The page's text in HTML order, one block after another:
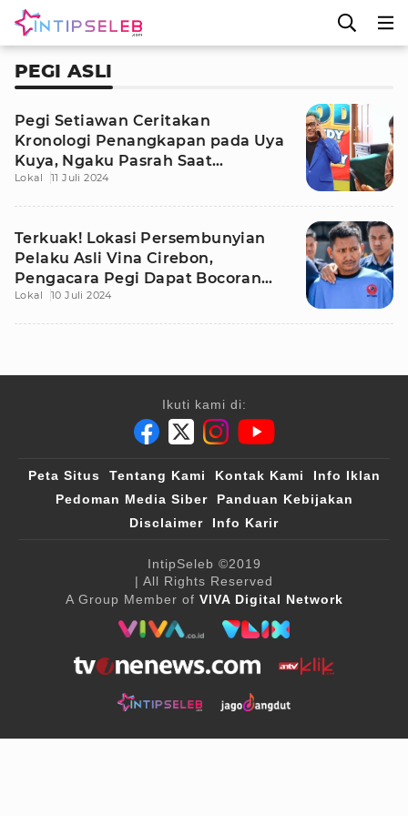
PEGI ASLI
Pegi Setiawan Ceritakan
Kronologi Penangkapan pada Uya
Kuya, Ngaku Pasrah Saat
Ditangkap
Lokal 11 Juli 2024
Terkuak! Lokasi Persembunyian
Pelaku Asli Vina Cirebon,
Pengacara Pegi Dapat Bocoran
dari eks Intel
Lokal 10 Juli 2024
Ikuti kami di:
Peta Situs Tentang Kami Kontak Kami
Info Iklan
Pedoman Media Siber
Panduan Kebijakan
Disclaimer
Info Karir
IntipSeleb ©2019
| All Rights Reserved
A Group Member of VIVA Digital Network